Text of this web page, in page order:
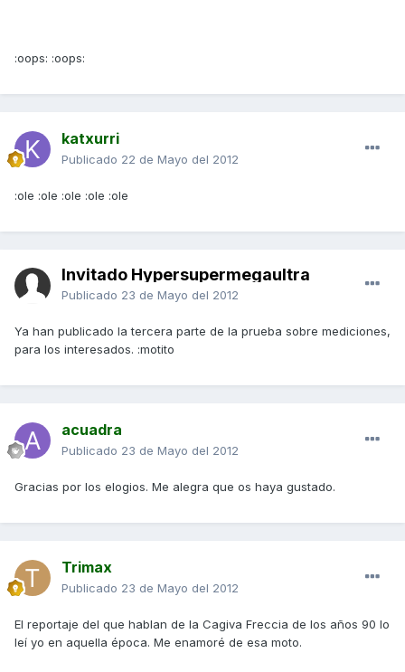
:oops: :oops:
katxurri
Publicado 22 de Mayo del 2012
:ole :ole :ole :ole :ole
Invitado Hypersupermegaultra
Publicado 23 de Mayo del 2012
Ya han publicado la tercera parte de la prueba sobre mediciones,
para los interesados. :motito
acuadra
Publicado 23 de Mayo del 2012
Gracias por los elogios. Me alegra que os haya gustado.
Trimax
Publicado 23 de Mayo del 2012
El reportaje del que hablan de la Cagiva Freccia de los años 90 lo
leí yo en aquella época. Me enamoré de esa moto.